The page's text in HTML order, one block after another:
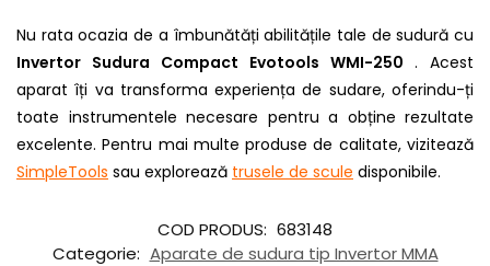
Nu rata ocazia de a îmbunătăți abilitățile tale de sudură cu
Invertor Sudura Compact Evotools WMI-250 . Acest
aparat îți va transforma experiența de sudare, oferindu-ți
toate instrumentele necesare pentru a obține rezultate
excelente. Pentru mai multe produse de calitate, vizitează
SimpleTools sau explorează trusele de scule disponibile.
COD PRODUS: 683148
Categorie: Aparate de sudura tip Invertor MMA